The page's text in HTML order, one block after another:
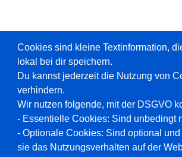
Cookies sind kleine Textinformation,
lokal bei dir speichern.
Du kannst jederzeit die Nutzung von
verhindern.
Wir nutzen folgende, mit der DSGVO
- Essentielle Cookies: Sind unbedingt
- Optionale Cookies: Sind optional
sie das Nutzungsverhalten auf der